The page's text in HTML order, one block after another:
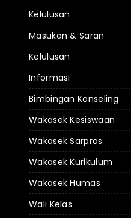
Kelulusan
Masukan & Saran
Kelulusan
Informasi
Bimbingan Konseling
Wakasek Kesiswaan
Wakasek Sarpras
Wakasek Kurikulum
Wakasek Humas
Wali Kelas